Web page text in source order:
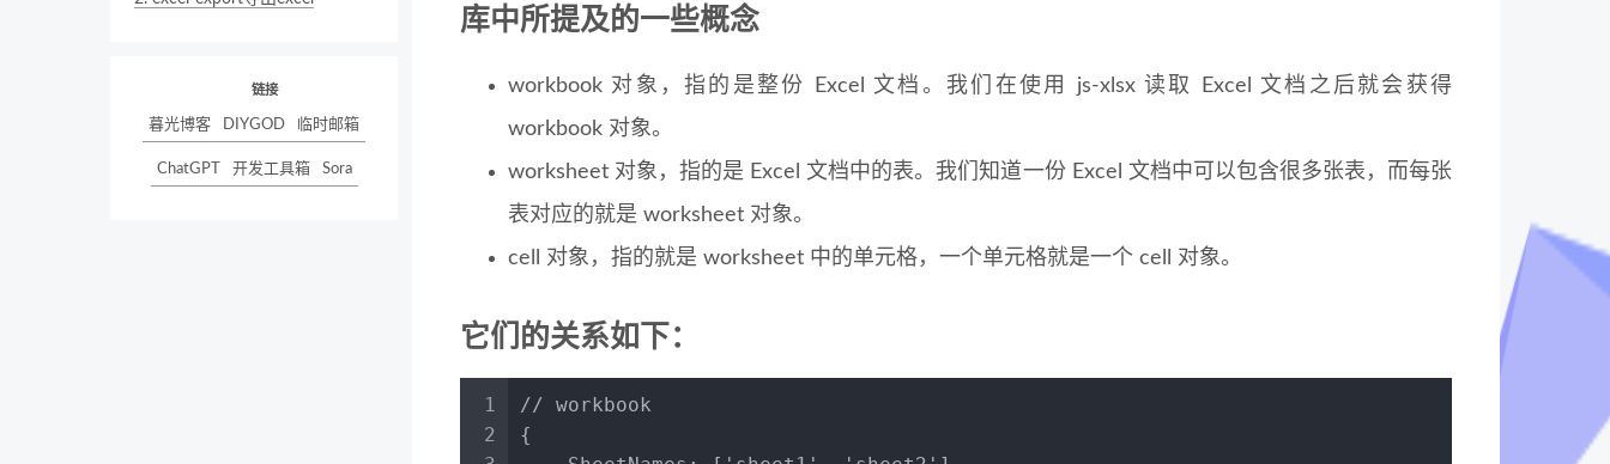
链接
暮光博客 DIYGOD 临时邮箱
ChatGPT 开发工具箱 Sora
库中所提及的一些概念
workbook 对象，指的是整份 Excel 文档。我们在使用 js-xlsx 读取 Excel 文档之后就会获得
workbook 对象。
worksheet 对象，指的是 Excel 文档中的表。我们知道一份 Excel 文档中可以包含很多张表，而每张
表对应的就是 worksheet 对象。
cell 对象，指的就是 worksheet 中的单元格，一个单元格就是一个 cell 对象。
它们的关系如下：
1
2
// workbook
{